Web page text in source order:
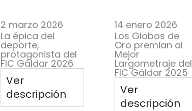
2 marzo 2026
La épica del
deporte,
protagonista del
FIC Gáldar 2026
Ver
descripción
14 enero 2026
Los Globos de
Oro premian al
Mejor
Largometraje del
FIC Gáldar 2025
Ver
descripción